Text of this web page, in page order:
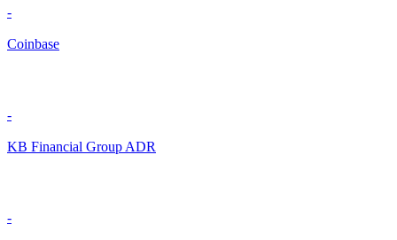
-
Coinbase
-
KB Financial Group ADR
-